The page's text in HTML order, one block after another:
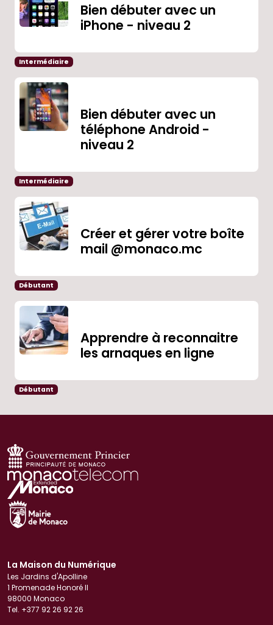
Bien débuter avec un
iPhone - niveau 2
Intermédiaire
Bien débuter avec un
téléphone Android -
niveau 2
Intermédiaire
Créer et gérer votre boîte
mail @monaco.mc
Débutant
Apprendre à reconnaitre
les arnaques en ligne
Débutant
La Maison du Numérique
Les Jardins d'Apolline
1 Promenade Honoré II
98000 Monaco
Tel. +377 92 26 92 26